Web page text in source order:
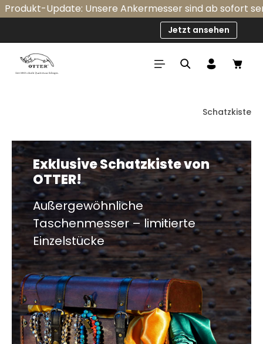
Zum Hauptinhalt springen
Update: Unsere Ankermesser sind ab sofort
Jetzt ansehen
Schatzkiste
Exklusive Schatzkiste von
OTTER!
Außergewöhnliche
Taschenmesser – limitierte
Einzelstücke